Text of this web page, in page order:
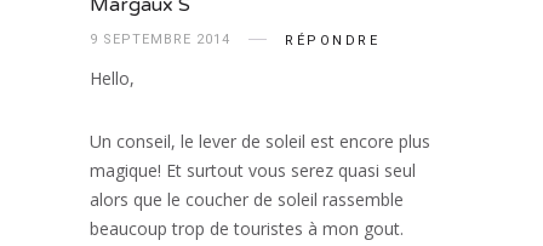
9 SEPTEMBRE 2014 RÉPONDRE
Hello,
Un conseil, le lever de soleil est encore plus
magique! Et surtout vous serez quasi seul
alors que le coucher de soleil rassemble
beaucoup trop de touristes à mon gout.